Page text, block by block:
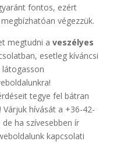
fontos, ezért
végezzük.
megtudni a veszélyes
esetleg kíváncsi
látogasson
tegye fel bátran
hívását a +36-42-
ha szívesebben ír
kapcsolati